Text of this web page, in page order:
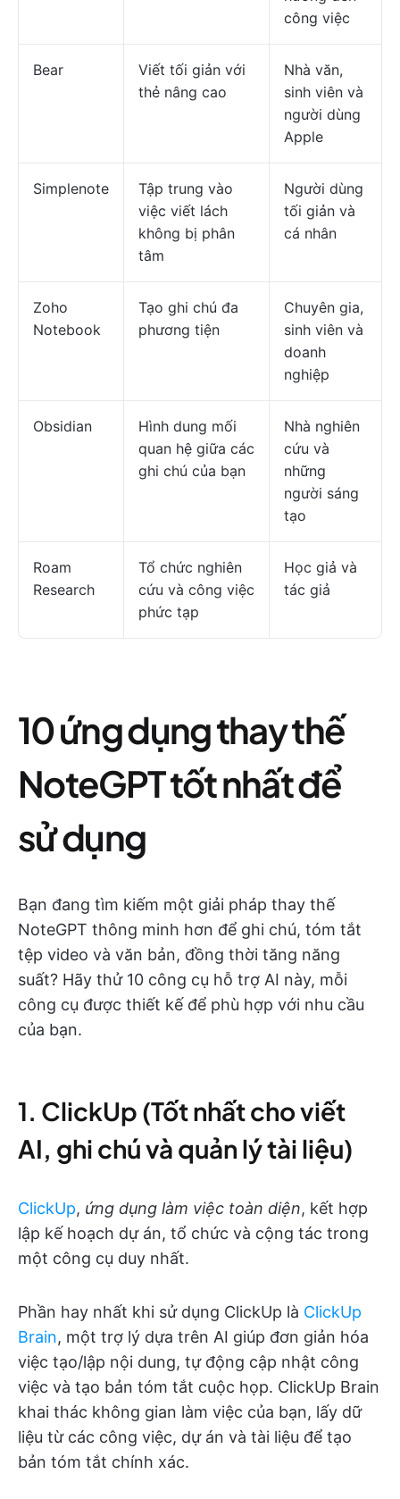
công việc
Bear
Viết tối giản với
thẻ nâng cao
Nhà văn,
sinh viên và
người dùng
Apple
Simplenote
Tập trung vào
việc viết lách
không bị phân
tâm
Người dùng
tối giản và
cá nhân
Zoho
Notebook
Tạo ghi chú đa
phương tiện
Chuyên gia,
sinh viên và
doanh
nghiệp
Obsidian
Hình dung mối
quan hệ giữa các
ghi chú của bạn
Nhà nghiên
cứu và
những
người sáng
tạo
Roam
Research
Tổ chức nghiên
cứu và công việc
phức tạp
Học giả và
tác giả
10 ứng dụng thay thế
NoteGPT tốt nhất để
sử dụng
Bạn đang tìm kiếm một giải pháp thay thế
NoteGPT thông minh hơn để ghi chú, tóm tắt
tệp video và văn bản, đồng thời tăng năng
suất? Hãy thử 10 công cụ hỗ trợ AI này, mỗi
công cụ được thiết kế để phù hợp với nhu cầu
của bạn.
1. ClickUp (Tốt nhất cho viết
AI, ghi chú và quản lý tài liệu)
ClickUp, ứng dụng làm việc toàn diện, kết hợp
lập kế hoạch dự án, tổ chức và cộng tác trong
một công cụ duy nhất.
Phần hay nhất khi sử dụng ClickUp là ClickUp
Brain, một trợ lý dựa trên AI giúp đơn giản hóa
việc tạo/lập nội dung, tự động cập nhật công
việc và tạo bản tóm tắt cuộc họp. ClickUp Brain
khai thác không gian làm việc của bạn, lấy dữ
liệu từ các công việc, dự án và tài liệu để tạo
bản tóm tắt chính xác.